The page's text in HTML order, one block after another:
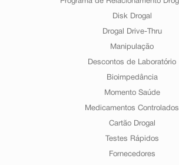
Disk Drogal
Drogal Drive-Thru
Manipulação
Descontos de Laboratório
Bioimpedância
Momento Saúde
Medicamentos Controlados
Cartão Drogal
Testes Rápidos
Fornecedores